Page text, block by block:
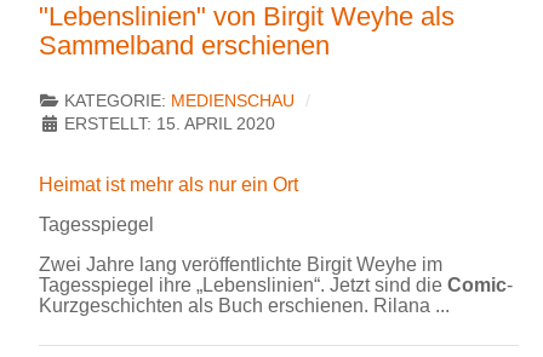
"Lebenslinien" von Birgit Weyhe als
Sammelband erschienen
KATEGORIE: MEDIENSCHAU
ERSTELLT: 15. APRIL 2020
Heimat ist mehr als nur ein Ort
Tagesspiegel
Zwei Jahre lang veröffentlichte Birgit Weyhe im
Tagesspiegel ihre „Lebenslinien“. Jetzt sind die Comic-
Kurzgeschichten als Buch erschienen. Rilana ...